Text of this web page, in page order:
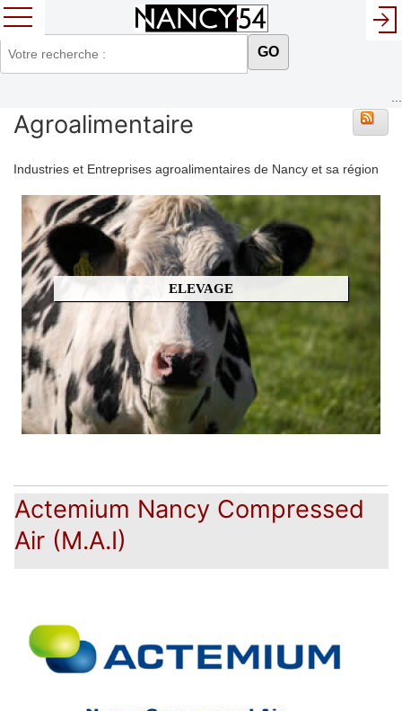
GO
Agroalimentaire
Industries et Entreprises agroalimentaires de Nancy et sa région
ELEVAGE
Actemium Nancy Compressed
Air (M.A.I)